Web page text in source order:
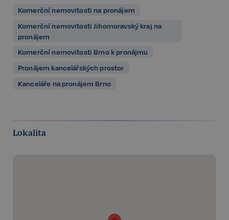
Komerční nemovitosti na pronájem
Komerční nemovitosti Jihomoravský kraj na
pronájem
Komerční nemovitosti Brno k pronájmu
Pronájem kancelářských prostor
Kanceláře na pronájem Brno
Lokalita